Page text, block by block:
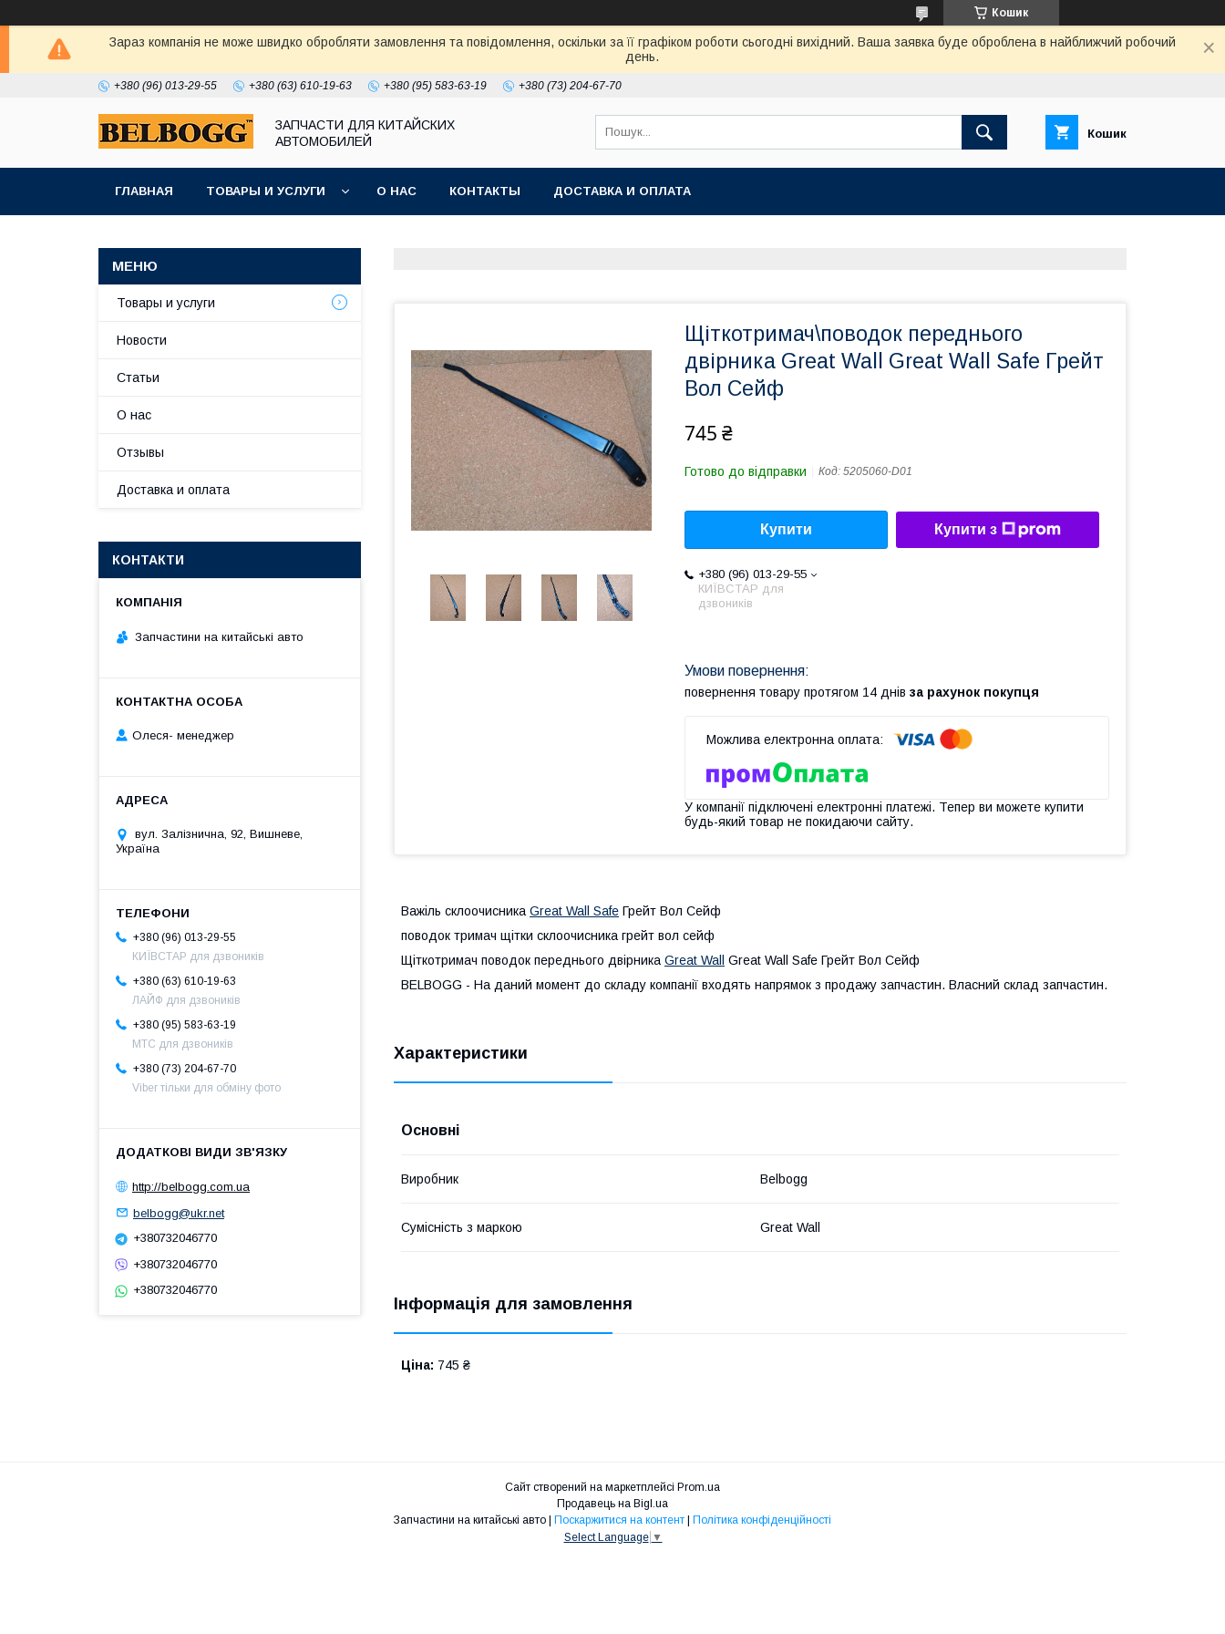
Кошик
Зараз компанія не може швидко обробляти замовлення та повідомлення, оскільки за її графіком роботи сьогодні вихідний. Ваша заявка буде оброблена в найближчий робочий
день.
+380 (96) 013-29-55 +380 (63) 610-19-63 +380 (95) 583-63-19 +380 (73) 204-67-70
ЗАПЧАСТИ ДЛЯ КИТАЙСКИХ
АВТОМОБИЛЕЙ
Кошик
ГЛАВНАЯ ТОВАРЫ И УСЛУГИ О НАС КОНТАКТЫ ДОСТАВКА И ОПЛАТА
Щіткотримач\поводок переднього
двірника Great Wall Great Wall Safe Грейт
Вол Сейф
745 ₴
Готово до відправки Код: 5205060-D01
Купити Купити з
+380 (96) 013-29-55
КИЇВСТАР для
дзвоників
повернення товару протягом 14 днів за рахунок покупця
У компанії підключені електронні платежі. Тепер ви можете купити
будь-який товар не покидаючи сайту.
Важіль склоочисника Great Wall Safe Грейт Вол Сейф
поводок тримач щітки склоочисника грейт вол сейф
Щіткотримач поводок переднього двірника Great Wall
Great Wall Safe Грейт Вол Сейф
BELBOGG - На даний момент до складу компанії входять напрямок з продажу запчастин. Власний склад запчастин.
Характеристики
Основні
Виробник Belbogg
Сумісність з маркою Great Wall
Інформація для замовлення
Ціна: 745 ₴
Товары и услуги
Новости
Статьи
О нас
Отзывы
Доставка и оплата
КОНТАКТИ
Запчастини на китайські авто
Олеся- менеджер
вул. Залізнична, 92, Вишневе,
Україна
+380 (96) 013-29-55
КИЇВСТАР для дзвоників
+380 (63) 610-19-63
ЛАЙФ для дзвоників
+380 (95) 583-63-19
МТС для дзвоників
+380 (73) 204-67-70
Viber тільки для обміну фото
http://belbogg.com.ua
belbogg@ukr.net
+380732046770
+380732046770
+380732046770
Сайт створений на маркетплейсі Prom.ua
Продавець на Bigl.ua
Запчастини на китайські авто | Поскаржитися на контент | Політика конфіденційності
Select Language ▼